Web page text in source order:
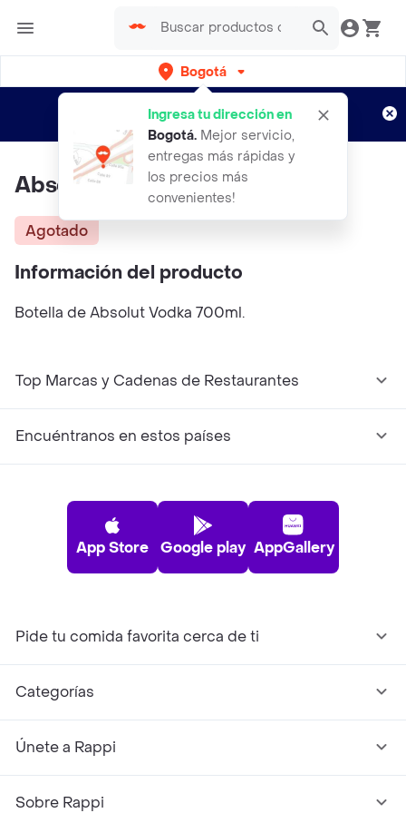
Bogotá
Ingresa tu dirección en
Bogotá. Mejor servicio,
entregas más rápidas y
los precios más
convenientes!
envíos gratis por semanas
Aplican TyC
Absolut Vodka 700ml
Agotado
Información del producto
Botella de Absolut Vodka 700ml.
Top Marcas y Cadenas de Restaurantes
Encuéntranos en estos países
App Store Google play AppGallery
Pide tu comida favorita cerca de ti
Categorías
Únete a Rappi
Sobre Rappi